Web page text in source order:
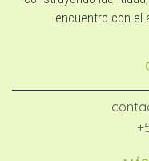
encuentro con el